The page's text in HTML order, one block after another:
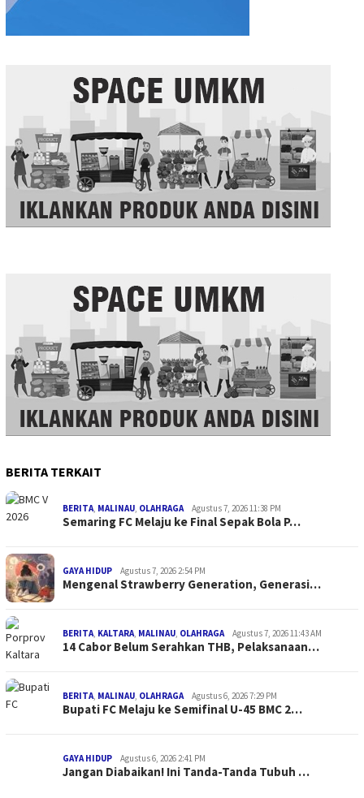
BERITA TERKAIT
BERITA MALINAU OLAHRAGA Agustus 7, 2026 11:38 PM
Semaring FC Melaju ke Final Sepak Bola P…
GAYA HIDUP Agustus 7, 2026 2:54 PM
Mengenal Strawberry Generation, Generasi…
BERITA KALTARA MALINAU OLAHRAGA Agustus 7, 2026 11:43 AM
14 Cabor Belum Serahkan THB, Pelaksanaan…
BERITA MALINAU OLAHRAGA Agustus 6, 2026 7:29 PM
Bupati FC Melaju ke Semifinal U-45 BMC 2…
GAYA HIDUP Agustus 6, 2026 2:41 PM
Jangan Diabaikan! Ini Tanda-Tanda Tubuh …